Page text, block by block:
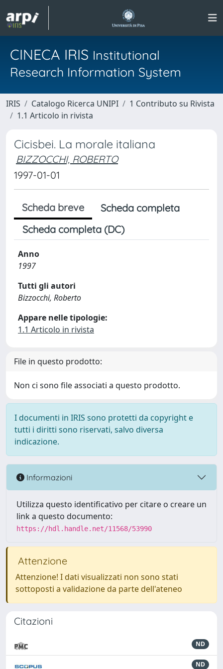
CINECA IRIS Institutional
Research Information System
IRIS Catalogo Ricerca UNIPI
1 Contributo su Rivista
1.1 Articolo in rivista
Cicisbei. La morale italiana
BIZZOCCHI, ROBERTO
1997-01-01
Scheda breve
Scheda completa
Scheda completa (DC)
Anno
1997
Tutti gli autori
Bizzocchi, Roberto
Appare nelle tipologie:
1.1 Articolo in rivista
File in questo prodotto:
Non ci sono file associati a questo prodotto.
I documenti in IRIS sono protetti da copyright e
tutti i diritti sono riservati, salvo diversa
indicazione.
Informazioni
Utilizza questo identificativo per citare o creare un
link a questo documento:
https://hdl.handle.net/11568/53990
Attenzione
Attenzione! I dati visualizzati non sono stati
sottoposti a validazione da parte dell'ateneo
Citazioni
ND
ND